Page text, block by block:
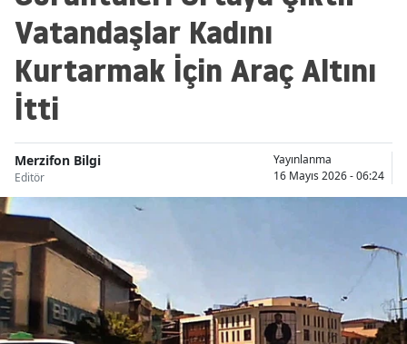
Vatandaşlar Kadını
Kurtarmak İçin Araç Altını
İtti
Merzifon Bilgi
Editör
Yayınlanma
16 Mayıs 2026 - 06:24